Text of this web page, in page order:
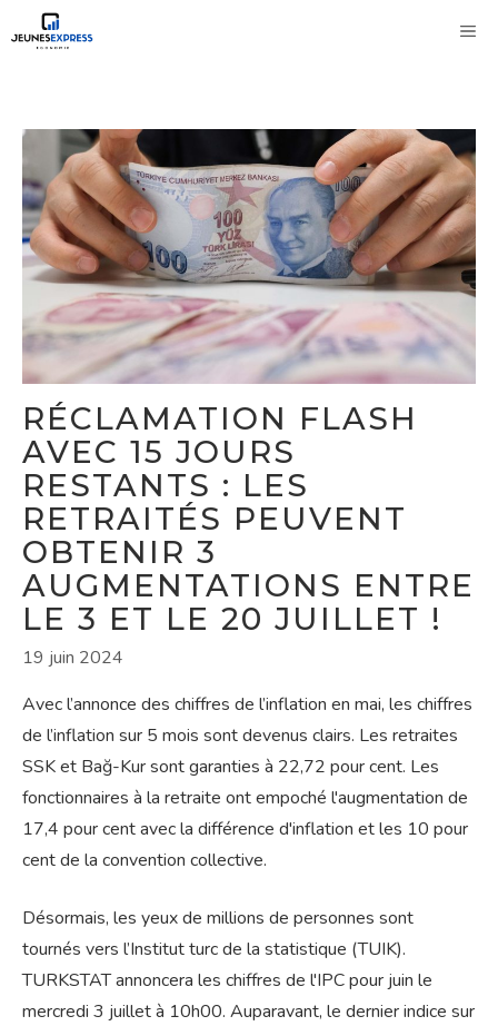
au
RÉCLAMATION FLASH
AVEC 15 JOURS
RESTANTS : LES
RETRAITÉS PEUVENT
OBTENIR 3
AUGMENTATIONS ENTRE
LE 3 ET LE 20 JUILLET !
19 juin 2024
Avec l’annonce des chiffres de l’inflation en mai, les chiffres
de l’inflation sur 5 mois sont devenus clairs. Les retraites
SSK et Bağ-Kur sont garanties à 22,72 pour cent. Les
fonctionnaires à la retraite ont empoché l'augmentation de
17,4 pour cent avec la différence d'inflation et les 10 pour
cent de la convention collective.
Désormais, les yeux de millions de personnes sont
tournés vers l’Institut turc de la statistique (TUIK).
TURKSTAT annoncera les chiffres de l'IPC pour juin le
mercredi 3 juillet à 10h00. Auparavant, le dernier indice sur